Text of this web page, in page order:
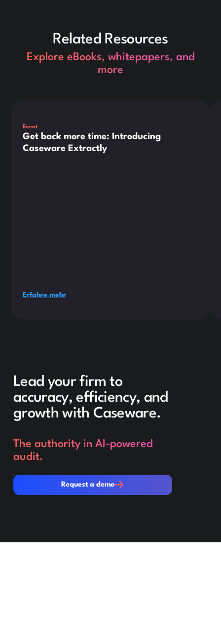
Related Resources
Explore eBooks, whitepapers, and
more
Event
Get back more time: Introducing
Caseware Extractly
Erfahre mehr
Lead your firm to
accuracy, efficiency, and
growth with Caseware.
The authority in AI-powered
audit.
Request a demo
Request a demo